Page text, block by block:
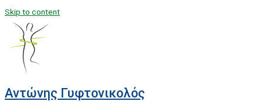
Skip to content
Αντώνης Γυφτονικολός